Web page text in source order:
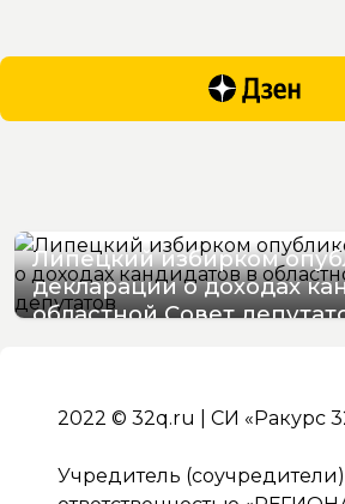
Липецкий избирком
декларации о доходах
областной Совет
2022 © 32q.ru | СИ «Ракурс
Учредитель